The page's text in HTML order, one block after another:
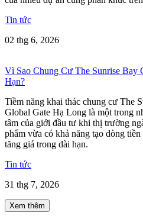
Tin tức
02 thg 6, 2026
Vì Sao Chung Cư The Sunrise Bay
Hạn?
Tiềm năng khai thác chung cư The
Global Gate Hạ Long là một trong
tâm của giới đầu tư khi thị trường
phẩm vừa có khả năng tạo dòng
tăng giá trong dài hạn.
Tin tức
31 thg 7, 2026
Xem thêm